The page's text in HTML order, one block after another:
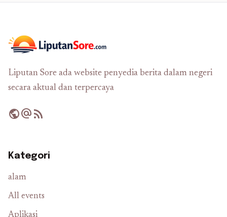
Liputan Sore ada website penyedia berita dalam negeri
secara aktual dan terpercaya
publicalternate_emailrss_feed
Kategori
alam
All events